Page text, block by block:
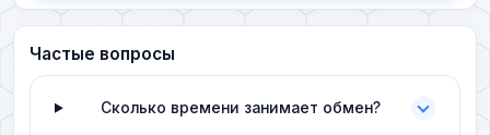
Частые вопросы
Сколько времени занимает обмен?